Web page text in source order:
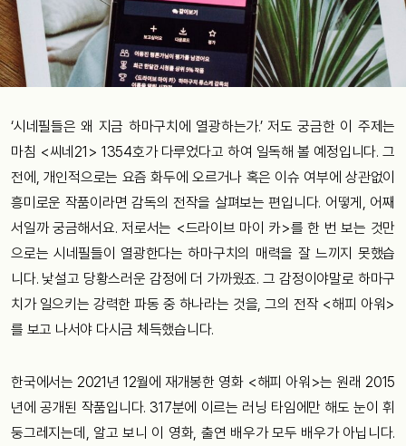
‘시네필들은 왜 지금 하마구치에 열광하는가.’ 저도 궁금한 이 주제는
마침 <씨네21> 1354호가 다루었다고 하여 일독해 볼 예정입니다. 그
전에, 개인적으로는 요즘 화두에 오르거나 혹은 이슈 여부에 상관없이
흥미로운 작품이라면 감독의 전작을 살펴보는 편입니다. 어떻게, 어째
서일까 궁금해서요. 저로서는 <드라이브 마이 카>를 한 번 보는 것만
으로는 시네필들이 열광한다는 하마구치의 매력을 잘 느끼지 못했습
니다. 낯설고 당황스러운 감정에 더 가까웠죠. 그 감정이야말로 하마구
치가 일으키는 강력한 파동 중 하나라는 것을, 그의 전작 <해피 아워>
를 보고 나서야 다시금 체득했습니다.
한국에서는 2021년 12월에 재개봉한 영화 <해피 아워>는 원래 2015
년에 공개된 작품입니다. 317분에 이르는 러닝 타임에만 해도 눈이 휘
둥그레지는데, 알고 보니 이 영화, 출연 배우가 모두 배우가 아닙니다.